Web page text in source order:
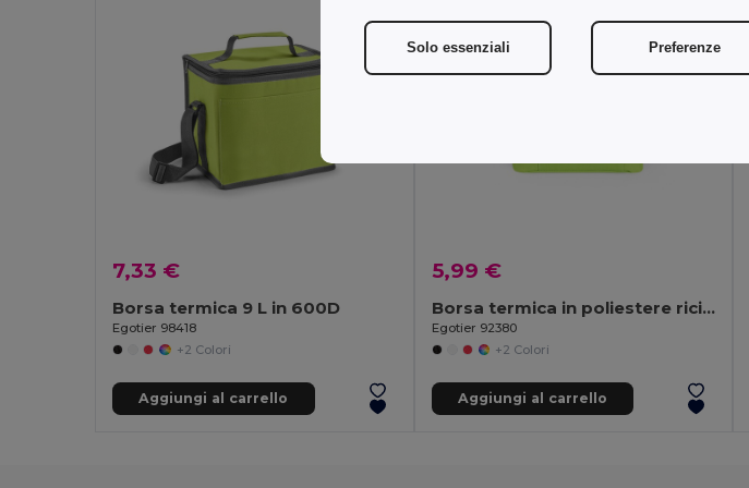
7,33 €
Borsa termica 9 L in 600D
Egotier 98418
+2 Colori
Aggiungi al carrello
5,99 €
Borsa termica in poliestere riciclato 600D con cinghia regolabile
Egotier 92380
+2 Colori
Aggiungi al carrello
Solo essenziali Preferenze